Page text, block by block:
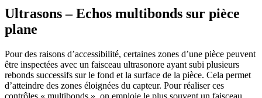
Ultrasons – Echos multibonds sur pièce
plane
Pour des raisons d’accessibilité, certaines zones d’une pièce peuvent
être inspectées avec un faisceau ultrasonore ayant subi plusieurs
rebonds successifs sur le fond et la surface de la pièce. Cela permet
d’atteindre des zones éloignées du capteur. Pour réaliser ces
contrôles « multibonds », on emploie le plus souvent un faisceau